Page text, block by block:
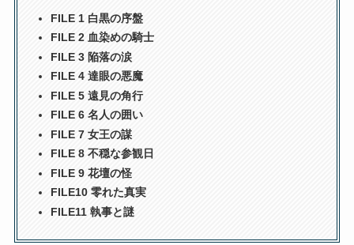
FILE 1 白黒の序盤
FILE 2 血染めの騎士
FILE 3 陥落の涙
FILE 4 達眼の悪魔
FILE 5 遠見の角行
FILE 6 名人の囲い
FILE 7 女王の謀
FILE 8 不穏な参観日
FILE 9 花壇の怪
FILE10 零れた真実
FILE11 執事と謎